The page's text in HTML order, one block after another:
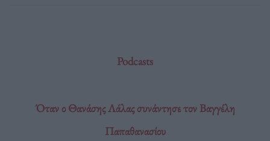
Podcasts
Όταν ο Θανάσης Λάλας συνάντησε τον Βαγγέλη
Παπαθανασίου